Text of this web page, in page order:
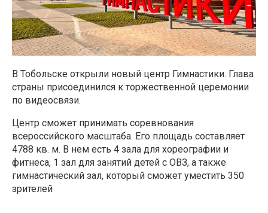
В Тобольске открыли новый центр Гимнастики. Глава
страны присоединился к торжественной церемонии
по видеосвязи.
Центр сможет принимать соревнования
всероссийского масштаба. Его площадь составляет
4788 кв. м. В нем есть 4 зала для хореографии и
фитнеса, 1 зал для занятий детей с ОВЗ, а также
гимнастический зал, который сможет уместить 350
зрителей